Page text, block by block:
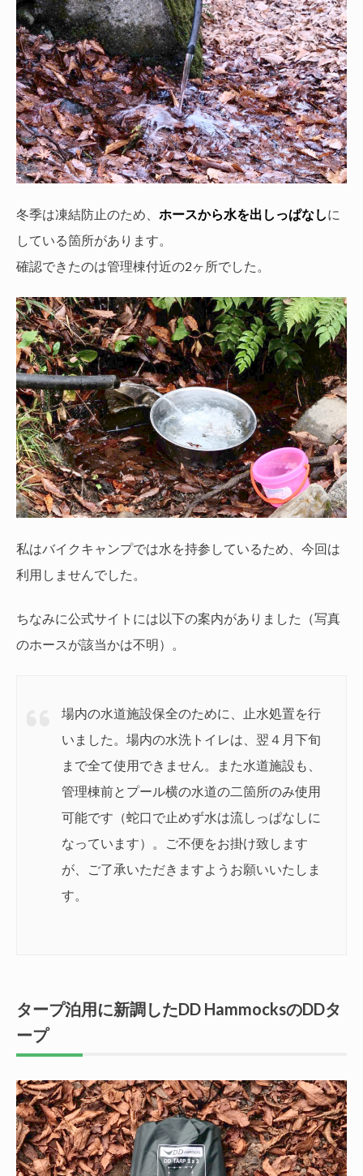
冬季は凍結防止のため、 ホースから水を出しっぱなしに
している箇所があります。
確認できたのは管理棟付近の2ヶ所でした。
私はバイクキャンプでは水を持参しているため、今回は
利用しませんでした。
ちなみに公式サイトには以下の案内がありました（写真
のホースが該当かは不明）。
場内の水道施設保全のために、止水処置を行
いました。場内の水洗トイレは、翌４月下旬
まで全て使用できません。また水道施設も、
管理棟前とプール横の水道の二箇所のみ使用
可能です（蛇口で止めず水は流しっぱなしに
なっています）。ご不便をお掛け致します
が、ご了承いただきますようお願いいたしま
す。
タープ泊用に新調したDD HammocksのDDタ
ープ